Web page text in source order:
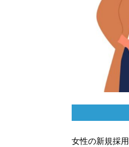
女性の新規採